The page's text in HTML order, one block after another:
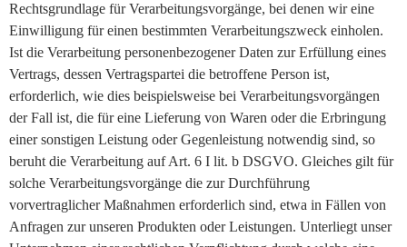
Rechtsgrundlage für Verarbeitungsvorgänge, bei denen wir eine
Einwilligung für einen bestimmten Verarbeitungszweck einholen.
Ist die Verarbeitung personenbezogener Daten zur Erfüllung eines
Vertrags, dessen Vertragspartei die betroffene Person ist,
erforderlich, wie dies beispielsweise bei Verarbeitungsvorgängen
der Fall ist, die für eine Lieferung von Waren oder die Erbringung
einer sonstigen Leistung oder Gegenleistung notwendig sind, so
beruht die Verarbeitung auf Art. 6 I lit. b DSGVO. Gleiches gilt für
solche Verarbeitungsvorgänge die zur Durchführung
vorvertraglicher Maßnahmen erforderlich sind, etwa in Fällen von
Anfragen zur unseren Produkten oder Leistungen. Unterliegt unser